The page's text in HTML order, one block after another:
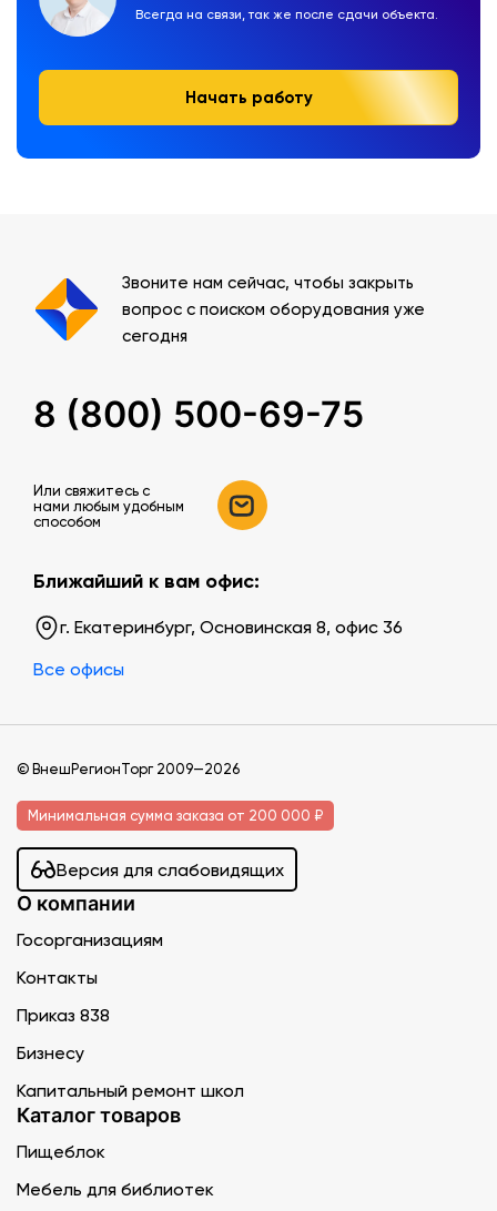
Всегда на связи, так же после сдачи объекта.
Начать работу
Звоните нам сейчас, чтобы закрыть
вопрос с поиском оборудования уже
сегодня
8 (800) 500-69-75
Или свяжитесь c
нами любым удобным
способом
Ближайший к вам офис:
г. Екатеринбург, Основинская 8, офис 36
Все офисы
© ВнешРегионТорг 2009—2026
Минимальная сумма заказа от 200 000 ₽
Версия для слабовидящих
О компании
Госорганизациям
Контакты
Приказ 838
Бизнесу
Капитальный ремонт школ
Каталог товаров
Пищеблок
Мебель для библиотек